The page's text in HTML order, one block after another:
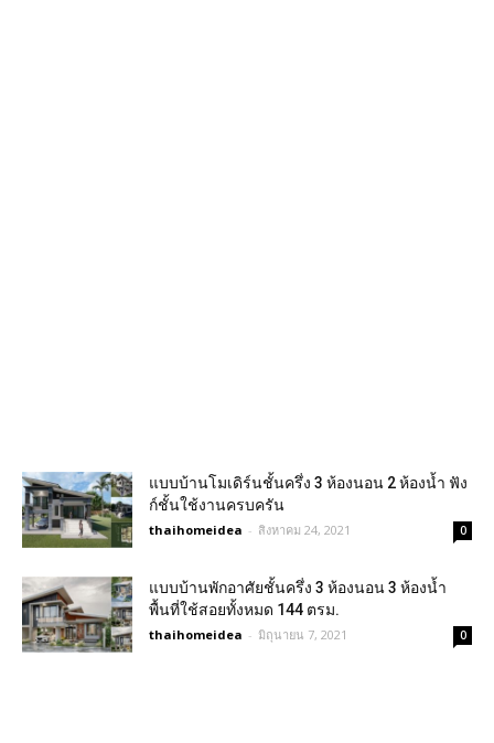
แบบบ้านโมเดิร์นชั้นครึ่ง 3 ห้องนอน 2 ห้องน้ำ ฟัง
ก์ชั้นใช้งานครบครัน
thaihomeidea - สิงหาคม 24, 2021 0
แบบบ้านพักอาศัยชั้นครึ่ง 3 ห้องนอน 3 ห้องน้ำ
พื้นที่ใช้สอยทั้งหมด 144 ตรม.
thaihomeidea - มิถุนายน 7, 2021 0